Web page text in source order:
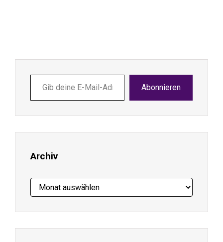
deine
E-
ein ...
Abonnieren
Archiv
Archiv